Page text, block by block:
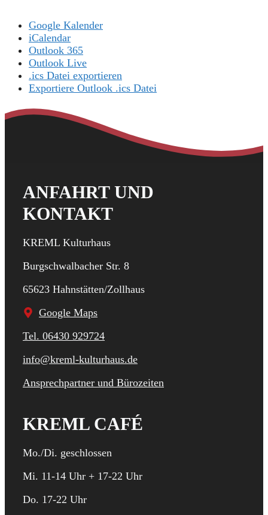
Google Kalender
iCalendar
Outlook 365
Outlook Live
.ics Datei exportieren
Exportiere Outlook .ics Datei
ANFAHRT UND
KONTAKT
KREML Kulturhaus
Burgschwalbacher Str. 8
65623 Hahnstätten/Zollhaus
Google Maps
Tel. 06430 929724
info@kreml-kulturhaus.de
Ansprechpartner und Bürozeiten
KREML CAFÉ
Mo./Di. geschlossen
Mi. 11-14 Uhr + 17-22 Uhr
Do. 17-22 Uhr